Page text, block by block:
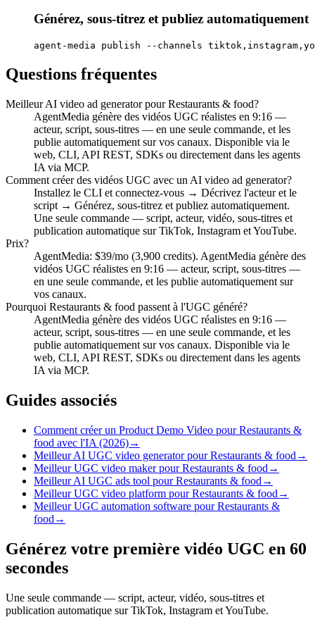
Générez, sous-titrez et publiez automatiquement
agent-media publish --channels
Questions fréquentes
Meilleur AI video ad generator pour Restaurants & food?
AgentMedia génère des vidéos UGC réalistes en 9:16 —
acteur, script, sous-titres — en une seule commande, et les
publie automatiquement sur vos canaux. Disponible via le
web, CLI, API REST, SDKs ou directement dans les agents
IA via MCP.
Comment créer des vidéos UGC avec un AI video ad generator?
Installez le CLI et connectez-vous → Décrivez l'acteur et le
script → Générez, sous-titrez et publiez automatiquement.
Une seule commande — script, acteur, vidéo, sous-titres et
publication automatique sur TikTok, Instagram et YouTube.
Prix?
AgentMedia: $39/mo (3,900 credits). AgentMedia génère des
vidéos UGC réalistes en 9:16 — acteur, script, sous-titres —
en une seule commande, et les publie automatiquement sur
vos canaux.
Pourquoi Restaurants & food passent à l'UGC généré?
AgentMedia génère des vidéos UGC réalistes en 9:16 —
acteur, script, sous-titres — en une seule commande, et les
publie automatiquement sur vos canaux. Disponible via le
web, CLI, API REST, SDKs ou directement dans les agents
IA via MCP.
Guides associés
Comment créer un Product Demo Video pour Restaurants &
food avec l'IA (2026)→
Meilleur AI UGC video generator pour Restaurants & food →
Meilleur UGC video maker pour Restaurants & food →
Meilleur AI UGC ads tool pour Restaurants & food →
Meilleur UGC video platform pour Restaurants & food →
Meilleur UGC automation software pour Restaurants &
food →
Générez votre première vidéo UGC en 60
secondes
Une seule commande — script, acteur, vidéo, sous-titres et
publication automatique sur TikTok, Instagram et YouTube.